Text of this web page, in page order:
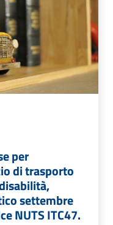
per
di trasporto
settembre
NUTS ITC47.